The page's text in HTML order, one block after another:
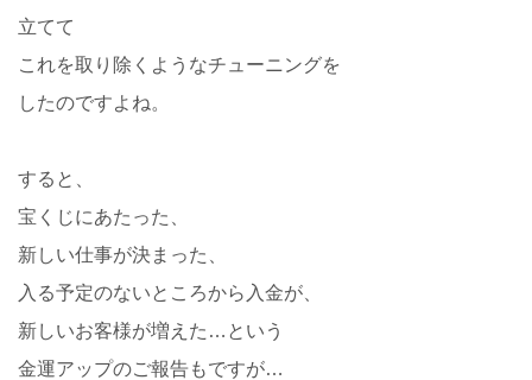
立てて
これを取り除くようなチューニングを
したのですよね。
すると、
宝くじにあたった、
新しい仕事が決まった、
入る予定のないところから入金が、
新しいお客様が増えた…という
金運アップのご報告もですが…